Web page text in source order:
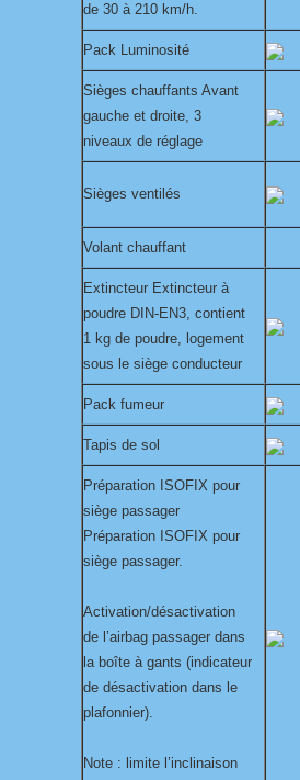
de 30 à 210 km/h.
Pack Luminosité
Sièges chauffants Avant
gauche et droite, 3
niveaux de réglage
Sièges ventilés
Volant chauffant
Extincteur Extincteur à
poudre DIN-EN3, contient
1 kg de poudre, logement
sous le siège conducteur
Pack fumeur
Tapis de sol
Préparation ISOFIX pour
siège passager
Préparation ISOFIX pour
siège passager.
Activation/désactivation
de l’airbag passager dans
la boîte à gants (indicateur
de désactivation dans le
plafonnier).
Note : limite l’inclinaison